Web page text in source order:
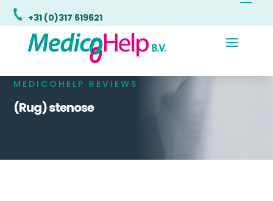
+31 (0)317 619621
MEDICOHELP REVIEWS
(Rug) stenose